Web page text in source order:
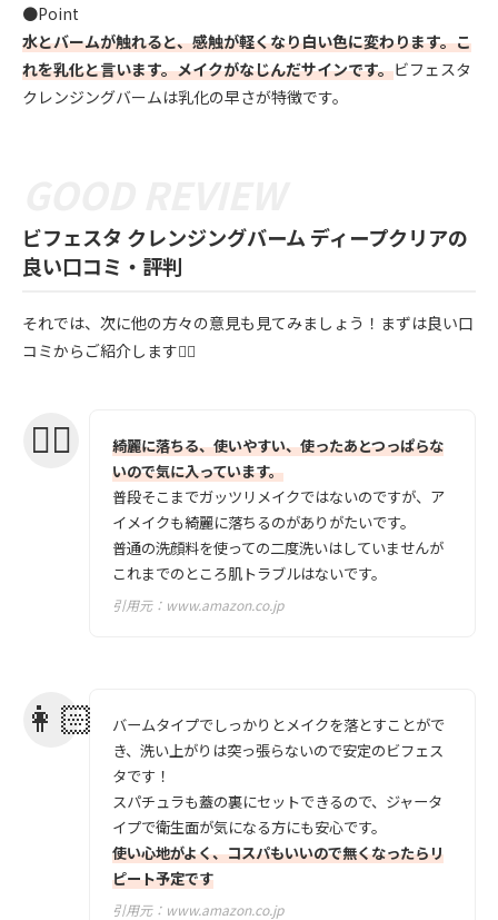
●Point
水とバームが触れると、感触が軽くなり白い色に変わります。こ
れを乳化と言います。メイクがなじんだサインです。ビフェスタ
クレンジングバームは乳化の早さが特徴です。
ビフェスタ クレンジングバーム ディープクリアの
良い口コミ・評判
それでは、次に他の方々の意見も見てみましょう！まずは良い口
コミからご紹介します💁‍♀️
綺麗に落ちる、使いやすい、使ったあとつっぱらな
いので気に入っています。
普段そこまでガッツリメイクではないのですが、ア
イメイクも綺麗に落ちるのがありがたいです。
普通の洗顔料を使っての二度洗いはしていませんが
これまでのところ肌トラブルはないです。
引用元： www.amazon.co.jp
バームタイプでしっかりとメイクを落とすことがで
き、洗い上がりは突っ張らないので安定のビフェス
タです！
スパチュラも蓋の裏にセットできるので、ジャータ
イプで衛生面が気になる方にも安心です。
使い心地がよく、コスパもいいので無くなったらリ
ピート予定です
引用元： www.amazon.co.jp